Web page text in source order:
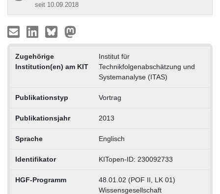
seit 10.09.2018
Zugehörige
Institution(en) am KIT
Institut für
Technikfolgenabschätzung und
Systemanalyse (ITAS)
Publikationstyp Vortrag
Publikationsjahr 2013
Sprache Englisch
Identifikator KITopen-ID: 230092733
HGF-Programm
48.01.02 (POF II, LK 01)
Wissensgesellschaft